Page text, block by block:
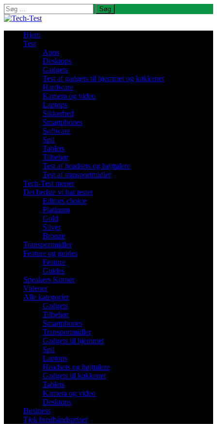
Søg
efter:
Hjem
Test
Apps
Desktops
Gadgets
Test af gadgets til hjemmet og køkkenet
Hardware
Kamera og video
Laptops
Sikkerhed
Smartphones
Software
Spil
Tablets
Tilbehør
Test af headsets og højttalere
Test af transportmidler
Tech-Test mener
Det bedste vi har testet
Editors choice
Platinum
Gold
Silver
Bronze
Transportmidler
Feature og guides
Feature
Guides
Speakers Korner
Videoer
Alle kategorier
Gadgets
Tilbehør
Smartphones
Transportmidler
Gadgets til hjemmet
Spil
Laptops
Headsets og højttalere
Gadgets til køkkenet
Tablets
Kamera og video
Desktops
Business
Tjek bredbåndspriser